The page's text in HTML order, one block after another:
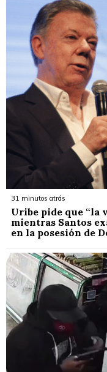
31 minutos atrás
Uribe pide que “la
mientras Santos
en la posesión de